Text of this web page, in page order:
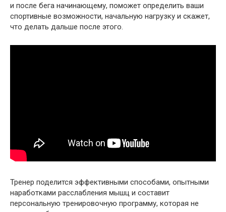
и после бега начинающему, поможет определить ваши
спортивные возможности, начальную нагрузку и скажет,
что делать дальше после этого.
Тренер поделится эффективными способами, опытными
наработками расслабления мышц и составит
персональную тренировочную программу, которая не